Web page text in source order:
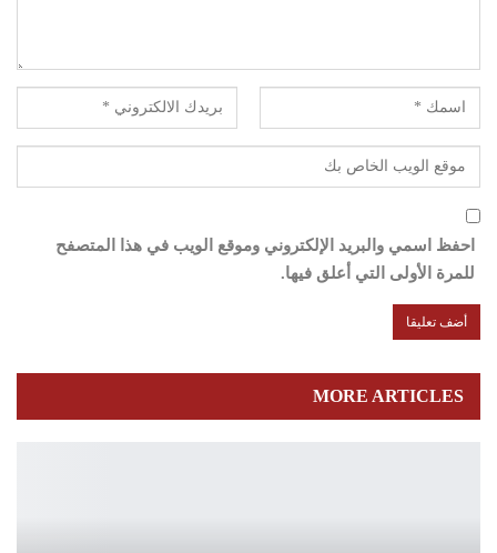
احفظ اسمي والبريد الإلكتروني وموقع الويب في هذا المتصفح
للمرة الأولى التي أعلق فيها.
MORE ARTICLES